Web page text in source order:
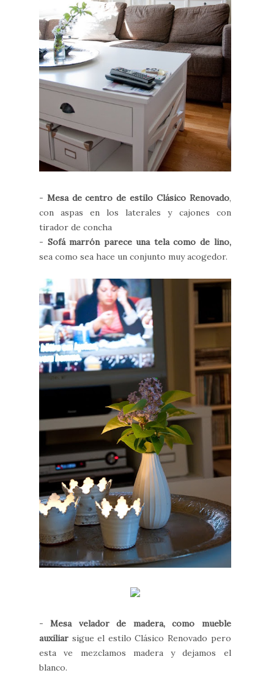
- Mesa de centro de estilo Clásico Renovado,
con aspas en los laterales y cajones con
tirador de concha
- Sofá marrón parece una tela como de lino,
sea como sea hace un conjunto muy acogedor.
-Mesa velador de madera, como mueble
auxiliar sigue el estilo Clásico Renovado pero
esta ve mezclamos madera y dejamos el
blanco.